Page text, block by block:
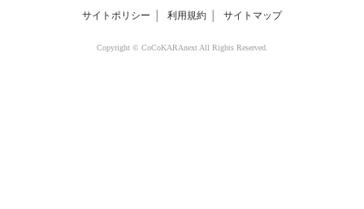
サイトポリシー 利用規約 サイトマップ
Copyright © CoCoKARAnext All Rights Reserved.